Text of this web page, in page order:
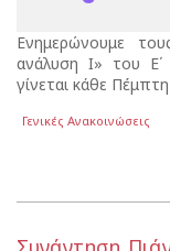
Ενημερώνουμε
ανάλυση Ι» του
γίνεται κάθε
Γενικές Ανακοινώσεις